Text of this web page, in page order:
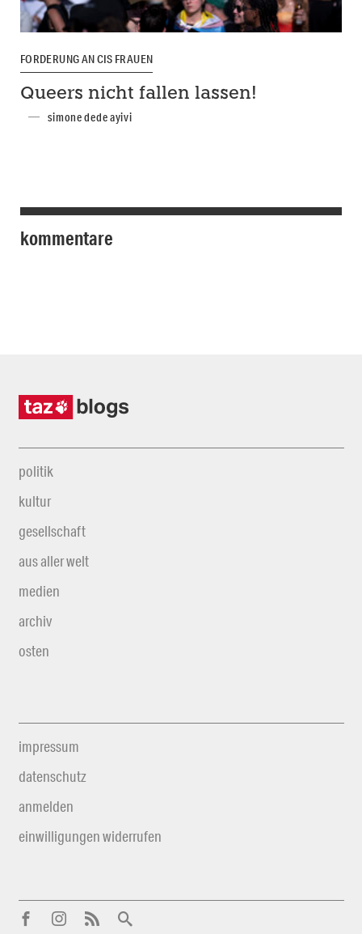
FORDERUNG AN CIS FRAUEN
Queers nicht fallen lassen!
simone dede ayivi
kommentare
politik
kultur
gesellschaft
aus aller welt
medien
archiv
osten
impressum
datenschutz
anmelden
einwilligungen widerrufen